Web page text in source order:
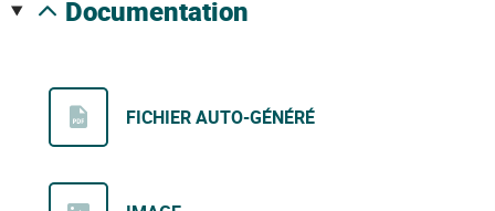
documentation
FICHIER AUTO-GÉNÉRÉ